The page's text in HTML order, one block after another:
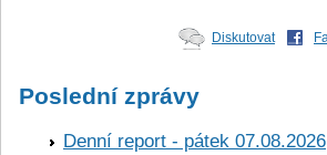
Diskutovat
Poslední zprávy
Denní report - pátek 07.08.2026